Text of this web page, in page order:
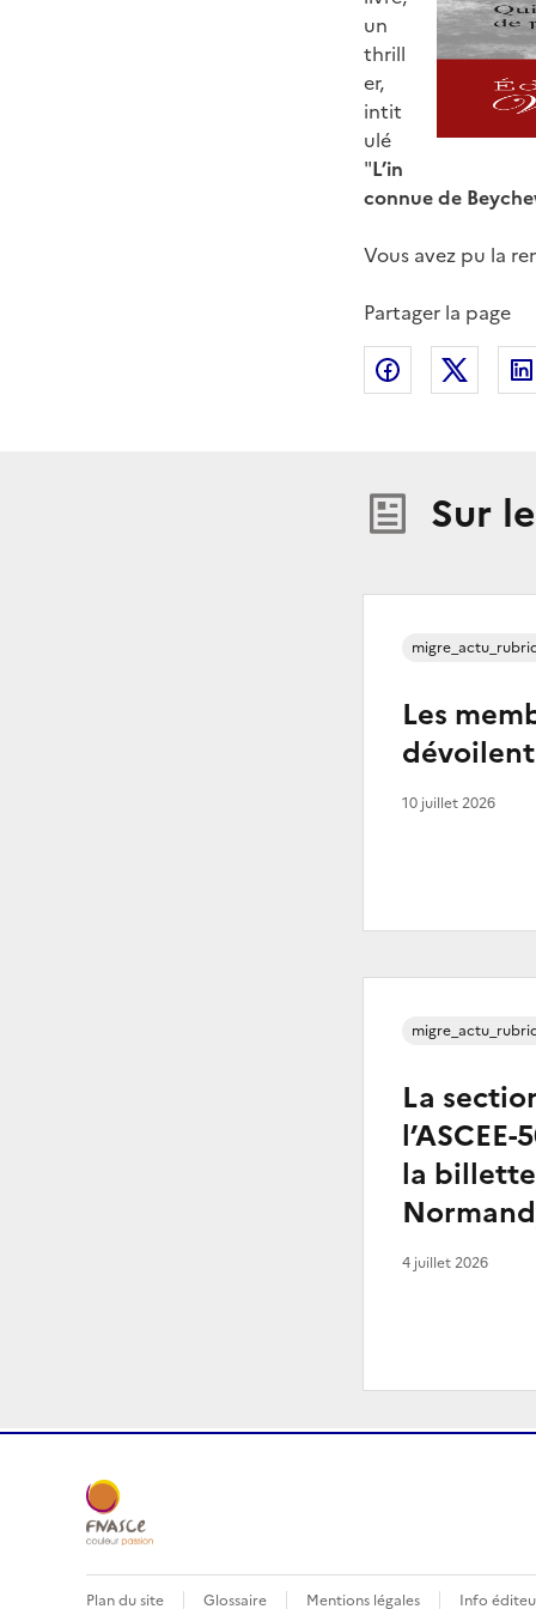
un
thrill
er,
intit
ulé
"L’in
connue de
Vous avez pu la
Partager la page
Partager sur
Sur
Les
10 juillet 2026
La
la
4 juillet 2026
Plan du site Glossaire Mentions légales Info